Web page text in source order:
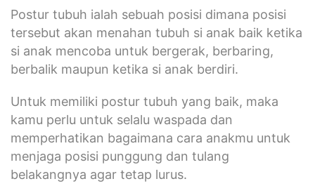
Postur tubuh ialah sebuah posisi dimana posisi
tersebut akan menahan tubuh si anak baik ketika
si anak mencoba untuk bergerak, berbaring,
berbalik maupun ketika si anak berdiri.
Untuk memiliki postur tubuh yang baik, maka
kamu perlu untuk selalu waspada dan
memperhatikan bagaimana cara anakmu untuk
menjaga posisi punggung dan tulang
belakangnya agar tetap lurus.